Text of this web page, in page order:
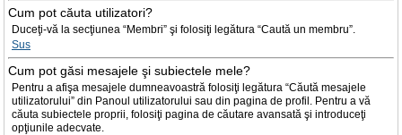
Cum pot căuta utilizatori?
Duceţi-vă la secţiunea “Membri” şi folosiţi legătura “Caută un membru”.
Sus
Cum pot găsi mesajele şi subiectele mele?
Pentru a afişa mesajele dumneavoastră folosiţi legătura “Căută mesajele
utilizatorului” din Panoul utilizatorului sau din pagina de profil. Pentru a vă
căuta subiectele proprii, folosiţi pagina de căutare avansată şi introduceţi
opţiunile adecvate.